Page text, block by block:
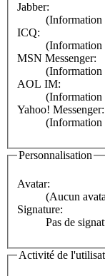
Jabber:
(Information
ICQ:
(Information
MSN Messenger:
(Information
AOL IM:
(Information
Yahoo! Messenger:
(Information
Personnalisation
Avatar:
(Aucun
Signature:
Pas de
Activité de